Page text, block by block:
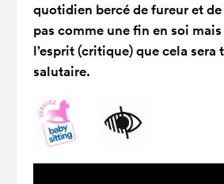
quotidien bercé de fureur et
pas comme une fin en soi
l’esprit (critique) que cela sera
salutaire.